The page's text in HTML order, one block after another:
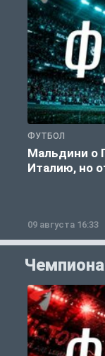
ФУТБОЛ
Мальдини о
Италию, но
09 августа 16:33